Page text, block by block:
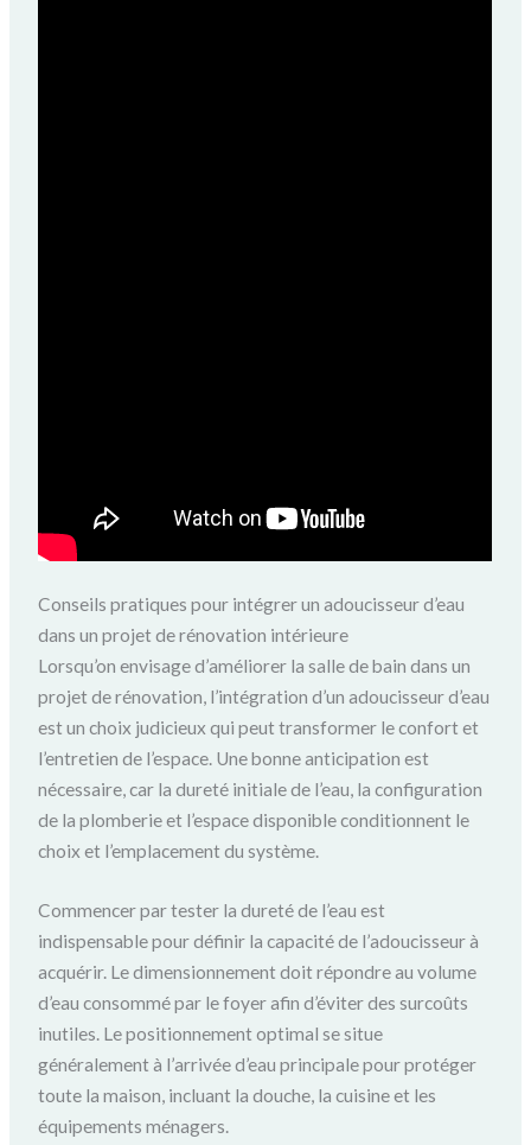
Conseils pratiques pour intégrer un adoucisseur d’eau
dans un projet de rénovation intérieure
Lorsqu’on envisage d’améliorer la salle de bain dans un
projet de rénovation, l’intégration d’un adoucisseur d’eau
est un choix judicieux qui peut transformer le confort et
l’entretien de l’espace. Une bonne anticipation est
nécessaire, car la dureté initiale de l’eau, la configuration
de la plomberie et l’espace disponible conditionnent le
choix et l’emplacement du système.
Commencer par tester la dureté de l’eau est
indispensable pour définir la capacité de l’adoucisseur à
acquérir. Le dimensionnement doit répondre au volume
d’eau consommé par le foyer afin d’éviter des surcoûts
inutiles. Le positionnement optimal se situe
généralement à l’arrivée d’eau principale pour protéger
toute la maison, incluant la douche, la cuisine et les
équipements ménagers.